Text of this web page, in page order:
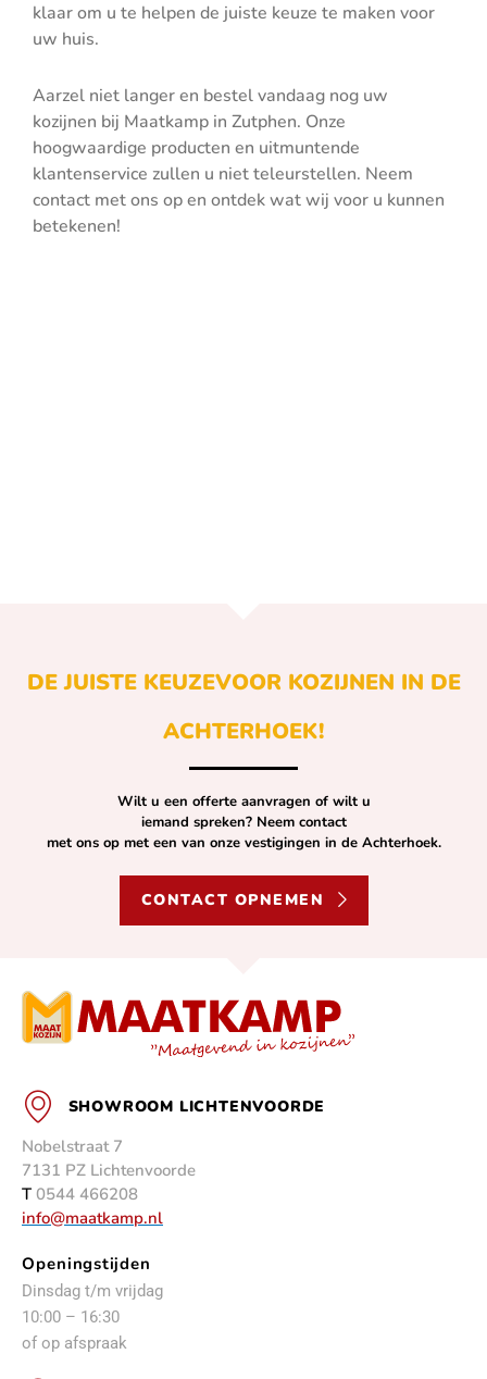
klaar om u te helpen de juiste keuze te maken voor
uw huis.
Aarzel niet langer en bestel vandaag nog uw
kozijnen bij Maatkamp in Zutphen. Onze
hoogwaardige producten en uitmuntende
klantenservice zullen u niet teleurstellen. Neem
contact met ons op en ontdek wat wij voor u kunnen
betekenen!
DE JUISTE KEUZEVOOR KOZIJNEN IN DE
ACHTERHOEK!
Wilt u een offerte aanvragen of wilt u
iemand spreken? Neem contact
met ons op met een van onze vestigingen in de Achterhoek.
CONTACT OPNEMEN
SHOWROOM LICHTENVOORDE
Nobelstraat 7
7131 PZ Lichtenvoorde
T 0544 466208
info@maatkamp.nl
Openingstijden
Dinsdag t/m vrijdag
10:00 – 16:30
of op afspraak